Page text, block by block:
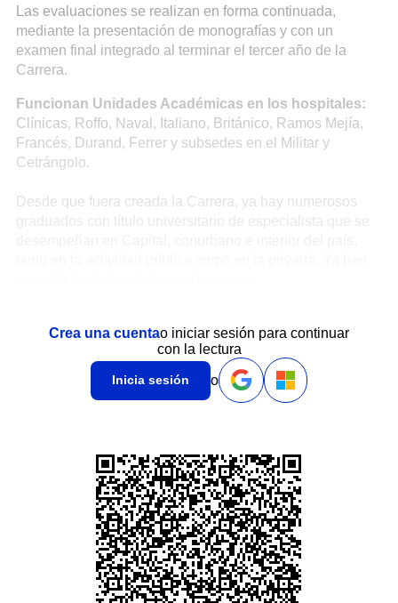
Las evaluaciones se realizan en forma continuada,
mediante la presentación de monografías y con un
examen final integrado al terminar el tercer año de la
Carrera.
Funcionan Unidades Académicas en los hospitales:
Clínicas, Roffo, Naval, Italiano, Británico, Ramos Mejía,
Francés, Durand, Ferrer y subsedes en el Militar y
Cetrángolo.
Desde que fuera creada la Carrera, ya hay numerosos
Crea una cuentao iniciar sesión para continuar
con la lectura
Inicia sesión o